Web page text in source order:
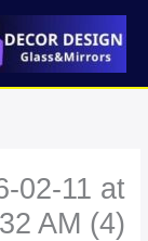
المحتوى
02-11 at
AM (4)